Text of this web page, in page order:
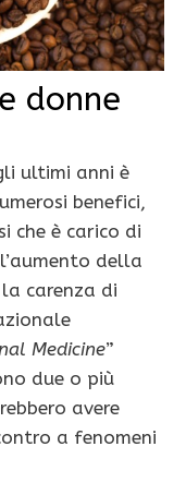
donne
ultimi anni è
benefici,
che è carico di
della
la carenza di
Medicine”
due o più
avere
a fenomeni